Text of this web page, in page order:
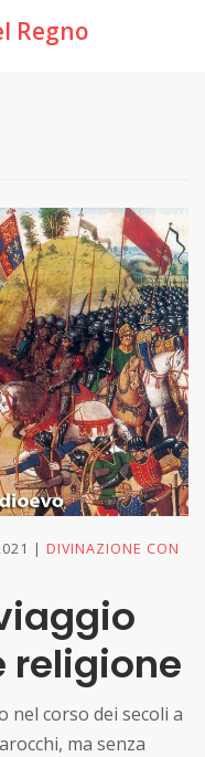
Regno
DIVINAZIONE CON
religione
corso dei secoli a
ma senza